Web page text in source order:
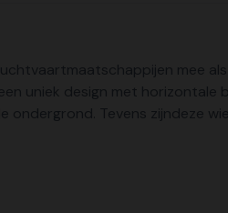
mee
uniek design met horizontale
ondergrond. Tevens zijndeze